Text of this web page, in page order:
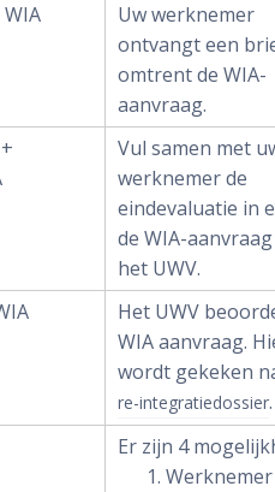
Uw werknemer
ontvangt een
omtrent de WIA-
aanvraag.
Vul samen met
werknemer de
eindevaluatie in
de WIA-
het UWV.
Het UWV
WIA aanvraag.
wordt gekeken
re-integratiedossier.
Er zijn 4
Werknemer